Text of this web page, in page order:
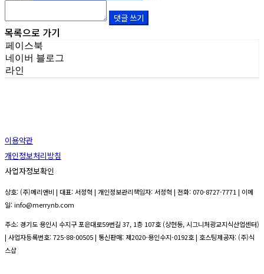
댓글 쓰기
목록으로 가기
페이스북
네이버 블로그
라인
이용약관
개인정보처리방침
사업자정보확인
상호: (주)메리앤비 | 대표: 서정혁 | 개인정보관리책임자: 서정혁 | 전화: 070-8727-7771 | 이메
일: info@merrynb.com
주소: 경기도 용인시 수지구 포은대로59번길 37, 1층 107호 (상현동, 시그니처광교지식산업센터)
| 사업자등록번호:725-88-00505| 통신판매:제2020-용인수지-0192호| 호스팅제공자: (주)식
스샵